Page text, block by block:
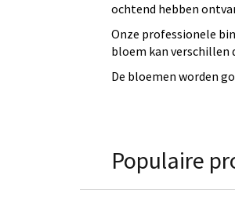
ochtend hebben
Onze professionele
bloem kan verschillen
De bloemen worden
Populaire